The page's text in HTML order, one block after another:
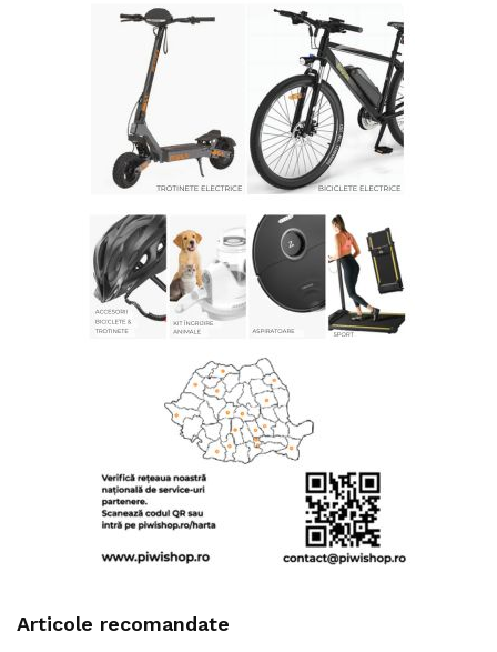
Articole recomandate